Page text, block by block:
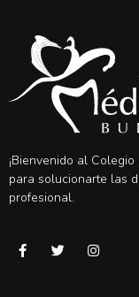
¡Bienvenido al
para solucionarte las
profesional.